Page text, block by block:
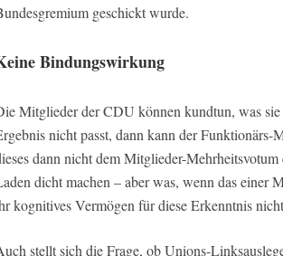
geschickt wurde.
Bindungswirkung
Mitglieder der CDU können kundtun, was
nicht passt, dann kann der
dann nicht dem Mitglieder-
dicht machen – aber was, wenn das einer
kognitives Vermögen für diese Erkenntnis
stellt sich die Frage, ob Unions-